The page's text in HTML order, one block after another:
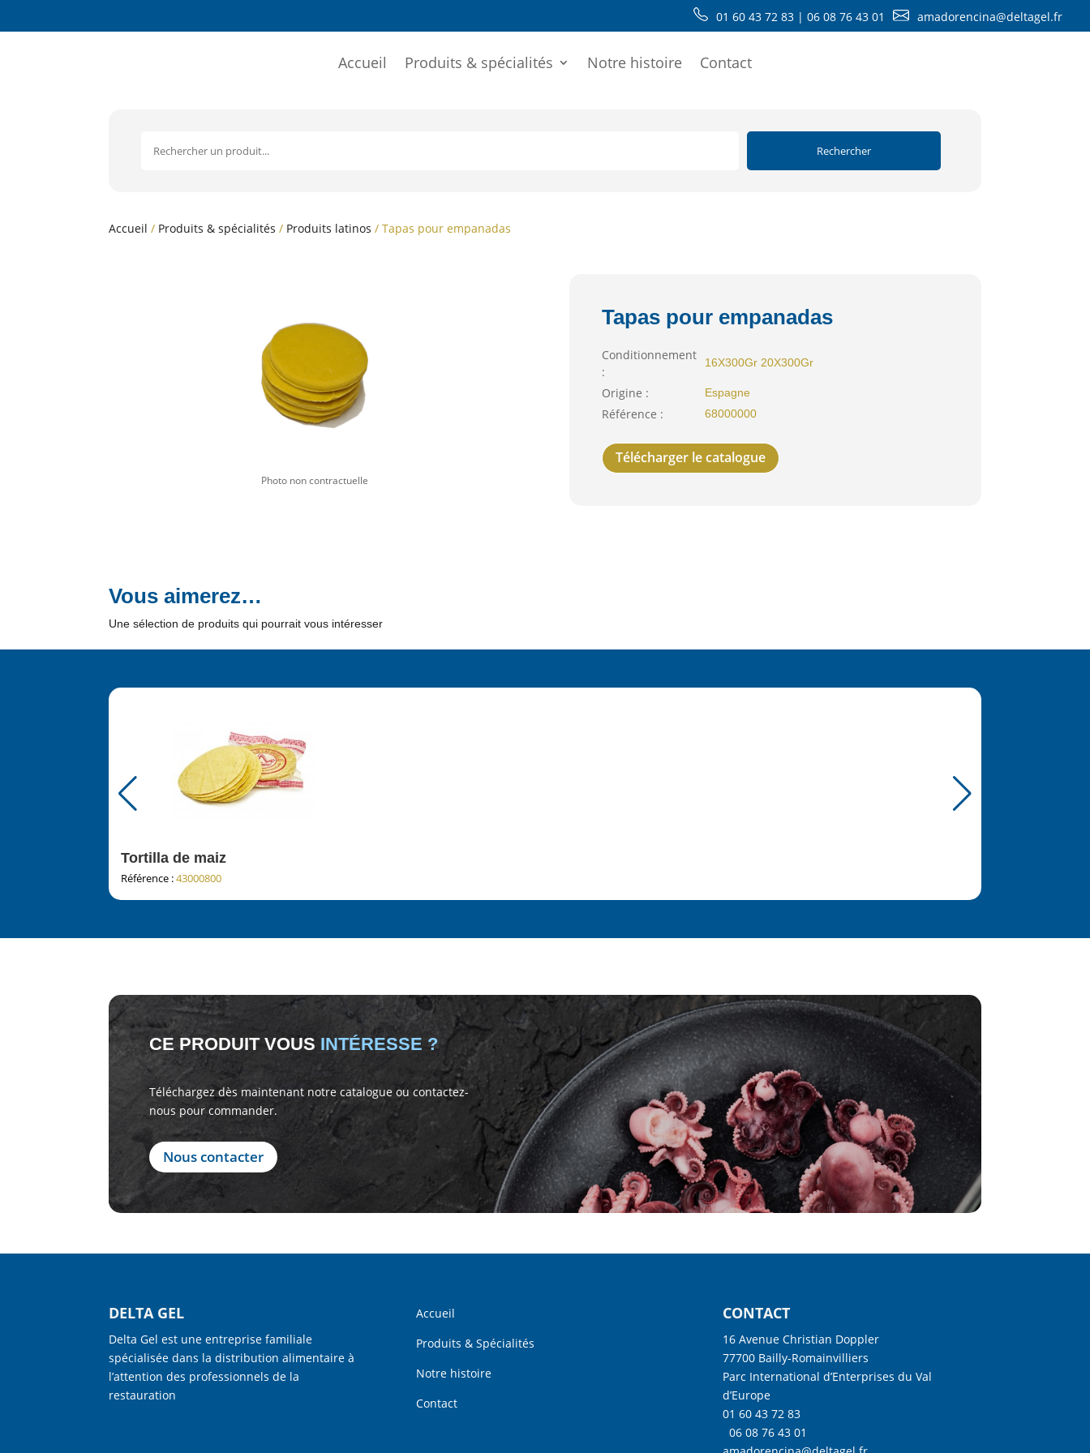
01 60 43 72 83 | 06 08 76 43 01 amadorencina@deltagel.fr
Accueil Produits & spécialités Notre histoire Contact
Accueil / Produits & spécialités / Produits latinos / Tapas pour empanadas
Tapas pour empanadas
Conditionnement
:
16X300Gr 20X300Gr
Origine : Espagne
Référence : 68000000
Télécharger le catalogue
Vous aimerez…
Une sélection de produits qui pourrait vous intéresser
Tortilla de maiz
Référence :43000800
CE PRODUIT VOUS INTÉRESSE ?
Téléchargez dès maintenant notre catalogue ou contactez-
nous pour commander.
Nous contacter
DELTA GEL
Delta Gel est une entreprise familiale
spécialisée dans la distribution alimentaire à
l’attention des professionnels de la
restauration
Accueil
Produits & Spécialités
Notre histoire
Contact
CONTACT
16 Avenue Christian Doppler
77700 Bailly-Romainvilliers
Parc International d’Enterprises du Val
d’Europe
01 60 43 72 83
06 08 76 43 01